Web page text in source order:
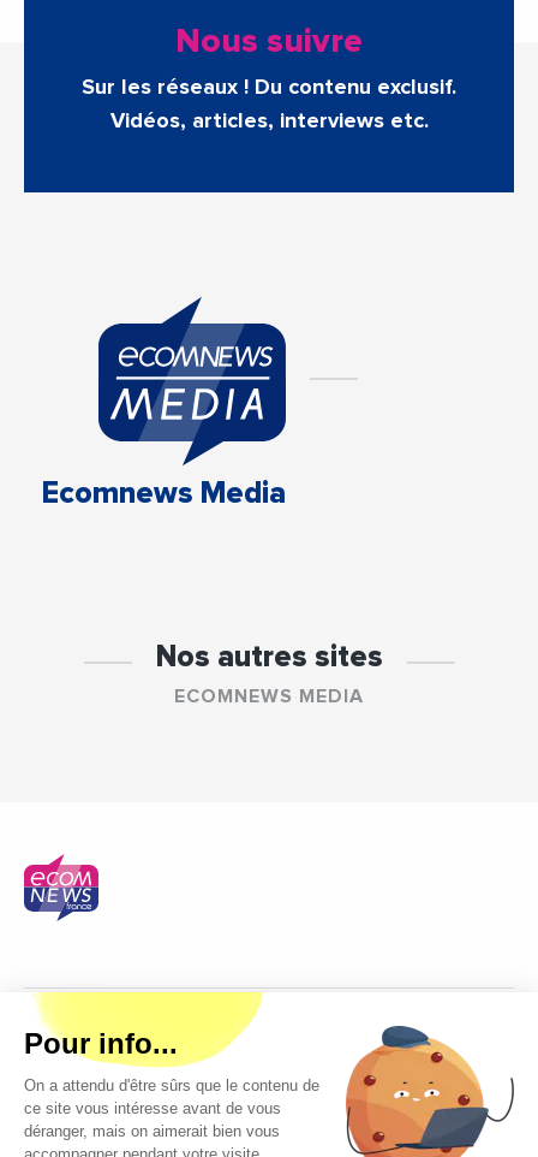
Nous suivre
Sur les réseaux ! Du contenu exclusif.
Vidéos, articles, interviews etc.
Ecomnews Media
Nos autres sites
ECOMNEWS MEDIA